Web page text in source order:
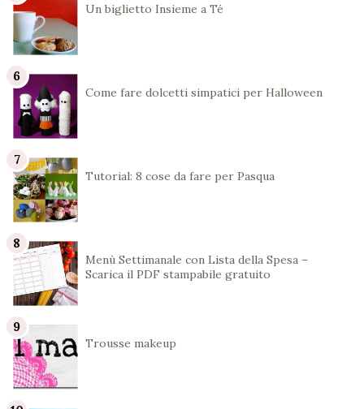
Un biglietto Insieme a Té
Come fare dolcetti simpatici per Halloween
Tutorial: 8 cose da fare per Pasqua
Menù Settimanale con Lista della Spesa –
Scarica il PDF stampabile gratuito
Trousse makeup